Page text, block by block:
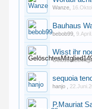
Wanze
Bauhaus
bebob99 ,
Wisst ihr
sequoia
hanjo
P.Mauriat